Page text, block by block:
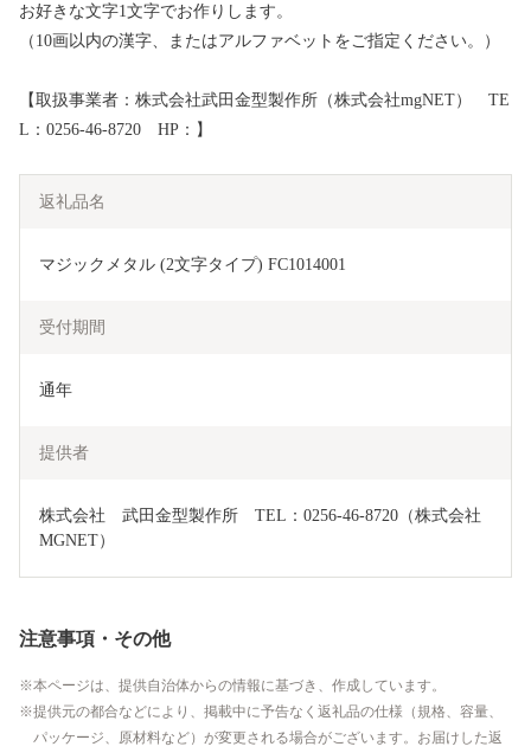
お好きな文字1文字でお作りします。
（10画以内の漢字、またはアルファベットをご指定ください。）
【取扱事業者：株式会社武田金型製作所（株式会社mgNET） TE
L：0256-46-8720 HP：】
返礼品名
マジックメタル (2文字タイプ) FC1014001
受付期間
通年
提供者
株式会社　武田金型製作所　TEL：0256-46-8720（株式会社
MGNET）
注意事項・その他
本ページは、提供自治体からの情報に基づき、作成しています。
提供元の都合などにより、掲載中に予告なく返礼品の仕様（規格、容量、
パッケージ、原材料など）が変更される場合がございます。お届けした返